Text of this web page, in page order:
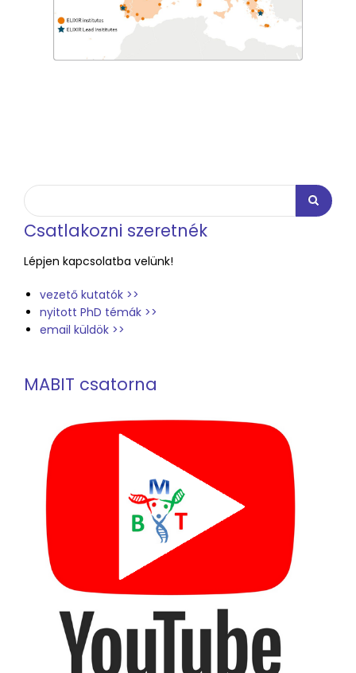
Keresés
Search
Csatlakozni szeretnék
Lépjen kapcsolatba velünk!
vezető kutatók >>
nyitott PhD témák >>
email küldök >>
MABIT csatorna